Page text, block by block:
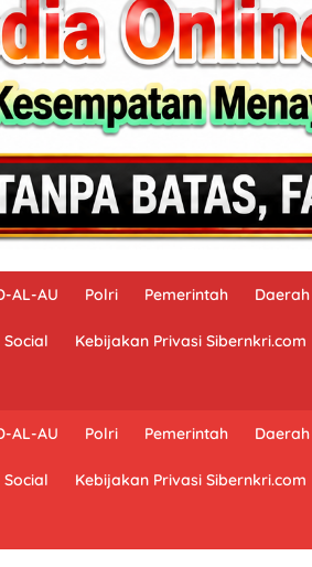
AL-AU Polri Pemerintah Daerah
Social Kebijakan Privasi Sibernkri.com
AL-AU Polri Pemerintah Daerah
Social Kebijakan Privasi Sibernkri.com